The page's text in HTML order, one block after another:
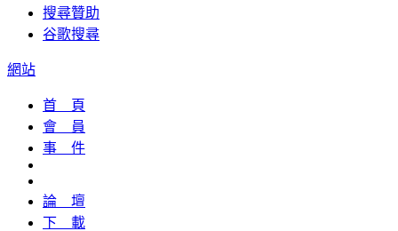
搜尋贊助
谷歌搜尋
網站
首 頁
會 員
事 件
論 壇
下 載